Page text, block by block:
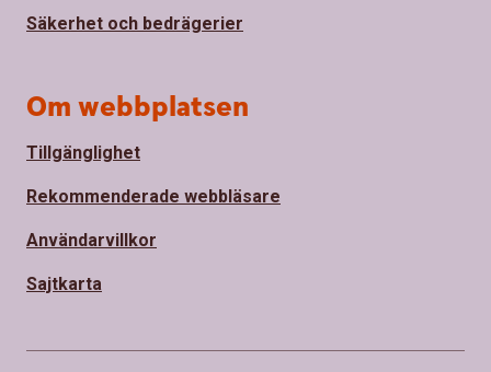
Säkerhet och bedrägerier
Om webbplatsen
Tillgänglighet
Rekommenderade webbläsare
Användarvillkor
Sajtkarta